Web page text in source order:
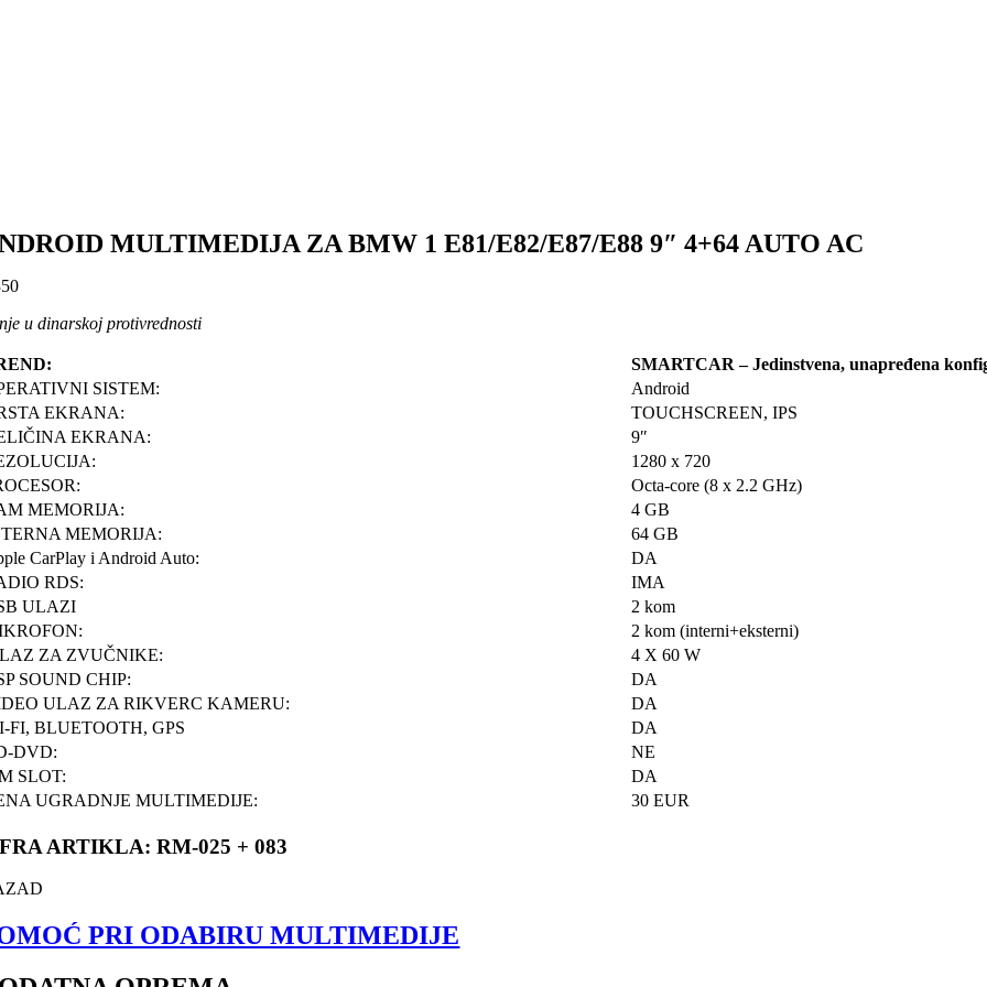
MULTIMEDIJA ZA BMW 1 E81/E82/E87/E88 9″ 4+64 AUTO AC
u dinarskoj protivrednosti
SMARTCAR – Jedinstvena, unapređena
SISTEM:
Android
EKRANA:
TOUCHSCREEN, IPS
EKRANA:
9″
1280 x 720
Octa-core (8 x 2.2 GHz)
MEMORIJA:
4 GB
MEMORIJA:
64 GB
CarPlay i Android Auto:
DA
RDS:
IMA
ULAZI
2 kom
2 kom (interni+eksterni)
ZA ZVUČNIKE:
4 X 60 W
SOUND CHIP:
DA
ULAZ ZA RIKVERC KAMERU:
DA
FI, BLUETOOTH, GPS
DA
DVD:
NE
SLOT:
DA
UGRADNJE MULTIMEDIJE:
30 EUR
ARTIKLA: RM-025 + 083
PRI ODABIRU MULTIMEDIJE